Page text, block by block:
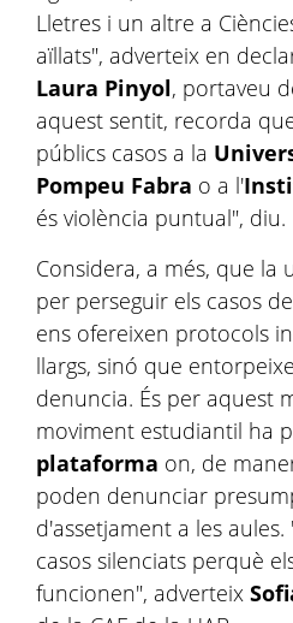
Lletres i un altre a
aïllats", adverteix en
Laura Pinyol, portaveu
aquest sentit, recorda
públics casos a la
Pompeu Fabra o a l'
és violència puntual", diu.
Considera, a més, que la
per perseguir els casos
ens ofereixen protocols
llargs, sinó que
denuncia. És per aquest
moviment estudiantil ha
plataforma on, de
poden denunciar
d'assetjament a les
casos silenciats perquè
funcionen", adverteix